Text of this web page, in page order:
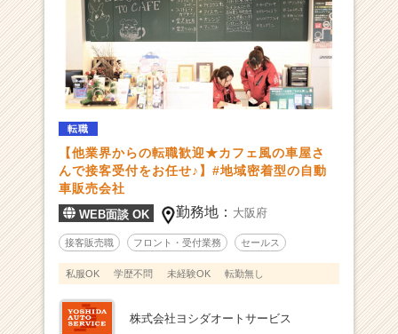
森】
ベ
ン
チ
ャ
長
企
か
ら
ス
カ
ウ
が
転職
【他業界からの転職歓迎★カフェ風の車屋さ
んで接客受付をお任せ♪】#地域密着型の自動
車販売会社
WEB面談 OK 勤務地： 大阪府
接客販売職 フロント・受付業務 セールス
私服OK 学歴不問 未経験OK 転勤無し
株式会社ヨシダオートサービス